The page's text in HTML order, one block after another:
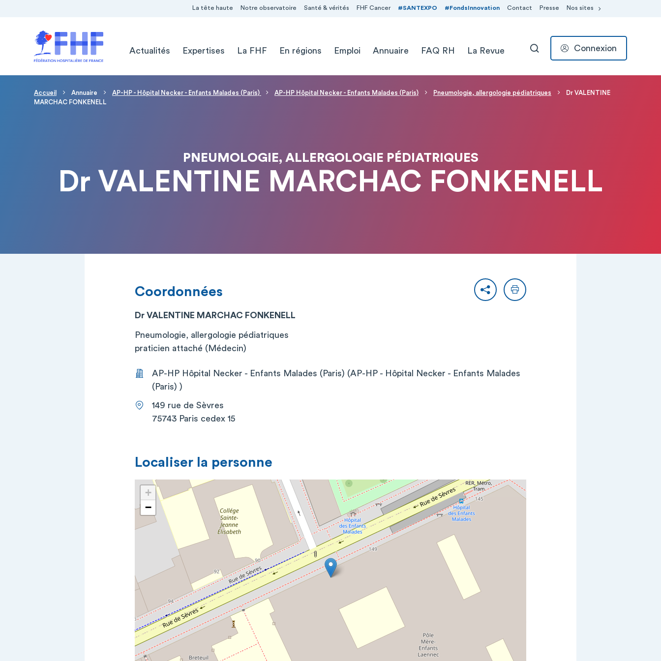
La tête haute Notre observatoire Santé & vérités FHF Cancer #SANTEXPO #FondsInnovation Contact Presse Nos sites
Actualités
Expertises La FHF En régions Emploi Annuaire FAQ RH La Revue RECHERCHER
Connexion
Fil d'Ariane
Accueil Annuaire AP-HP - Hôpital Necker - Enfants Malades (Paris) AP-HP Hôpital Necker - Enfants Malades (Paris) Pneumologie, allergologie pédiatriques
Dr VALENTINE
MARCHAC FONKENELL
PNEUMOLOGIE, ALLERGOLOGIE PÉDIATRIQUES
Dr VALENTINE MARCHAC FONKENELL
PartagerImprimer
Coordonnées
Dr VALENTINE MARCHAC FONKENELL
Pneumologie, allergologie pédiatriques
praticien attaché (Médecin)
AP-HP Hôpital Necker - Enfants Malades (Paris) (AP-HP - Hôpital Necker - Enfants Malades
(Paris) )
149 rue de Sèvres
75743 Paris cedex 15
Localiser la personne
+
−